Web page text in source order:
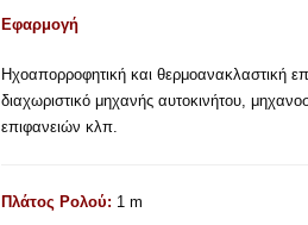
Εφαρμογή
Ηχοαπορροφητική και θερμοανακλαστική
διαχωριστικό μηχανής αυτοκινήτου,
επιφανειών κλπ.
Πλάτος Ρολού: 1 m